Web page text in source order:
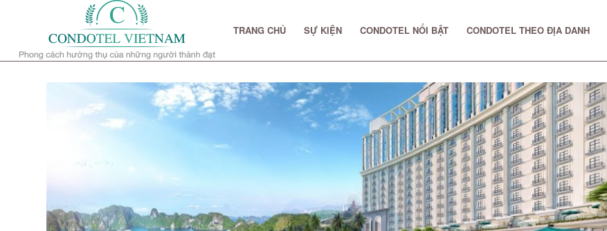
TRANG CHỦ SỰ KIỆN CONDOTEL NỔI BẬT CONDOTEL THEO ĐỊA DANH